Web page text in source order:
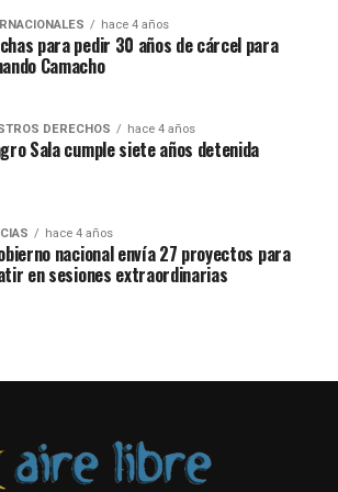
críticas es que el acto se haya
el contexto del país está rodeado de
y represión policial, con
personas detenidas.
hace 4 años
para pedir 30 años de cárcel para
Camacho
DERECHOS hace 4 años
Sala cumple siete años detenida
hace 4 años
nacional envía 27 proyectos para
en sesiones extraordinarias